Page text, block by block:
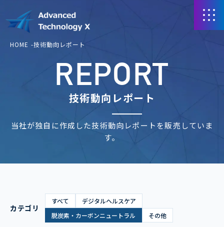
HOME 技術動向レポート
REPORT
技術動向レポート
当社が独自に作成した技術動向レポートを販売していま
す。
カテゴリ
すべて
デジタルヘルスケア
脱炭素・カーボンニュートラル
その他